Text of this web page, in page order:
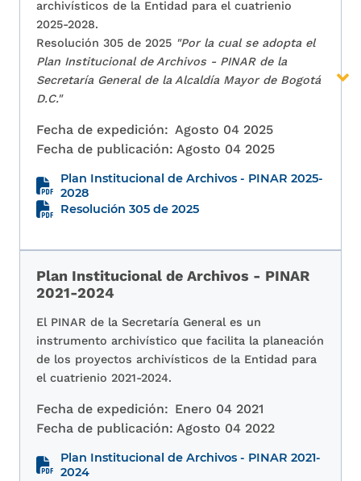
archivísticos de la Entidad para el cuatrienio
2025-2028.
Resolución 305 de 2025 "Por la cual se adopta el
Plan Institucional de Archivos - PINAR de la
Secretaría General de la Alcaldía Mayor de Bogotá
D.C."
Fecha de expedición: Agosto 04 2025
Fecha de publicación: Agosto 04 2025
Plan Institucional de Archivos - PINAR 2025-
2028
Resolución 305 de 2025
Plan Institucional de Archivos - PINAR
2021-2024
El PINAR de la Secretaría General es un
instrumento archivístico que facilita la planeación
de los proyectos archivísticos de la Entidad para
el cuatrienio 2021-2024.
Fecha de expedición: Enero 04 2021
Fecha de publicación: Agosto 04 2022
Plan Institucional de Archivos - PINAR 2021-
2024